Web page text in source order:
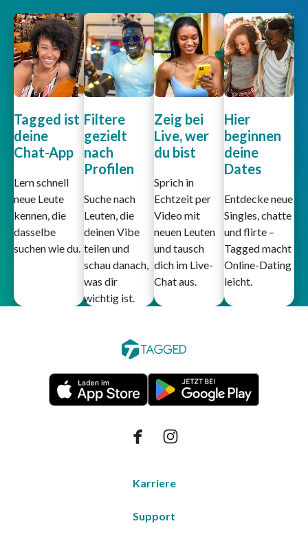
Tagged ist
deine
Chat-App
Lern schnell
neue Leute
kennen, die
dasselbe
suchen wie du.
Filtere
gezielt
nach
Profilen
Suche nach
Leuten, die
deinen Vibe
teilen und
schau danach,
was dir
wichtig ist.
Zeig bei
Live, wer
du bist
Sprich in
Echtzeit per
Video mit
neuen Leuten
und tausch
dich im Live-
Chat aus.
Hier
beginnen
deine
Dates
Entdecke neue
Singles, chatte
und flirte –
Tagged macht
Online-Dating
leicht.
Karriere
Support